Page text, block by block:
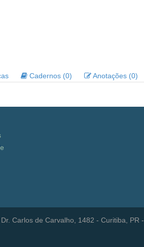
Cadernos (0) Anotações (0)
Carlos de Carvalho, 1482 - Curitiba, PR -